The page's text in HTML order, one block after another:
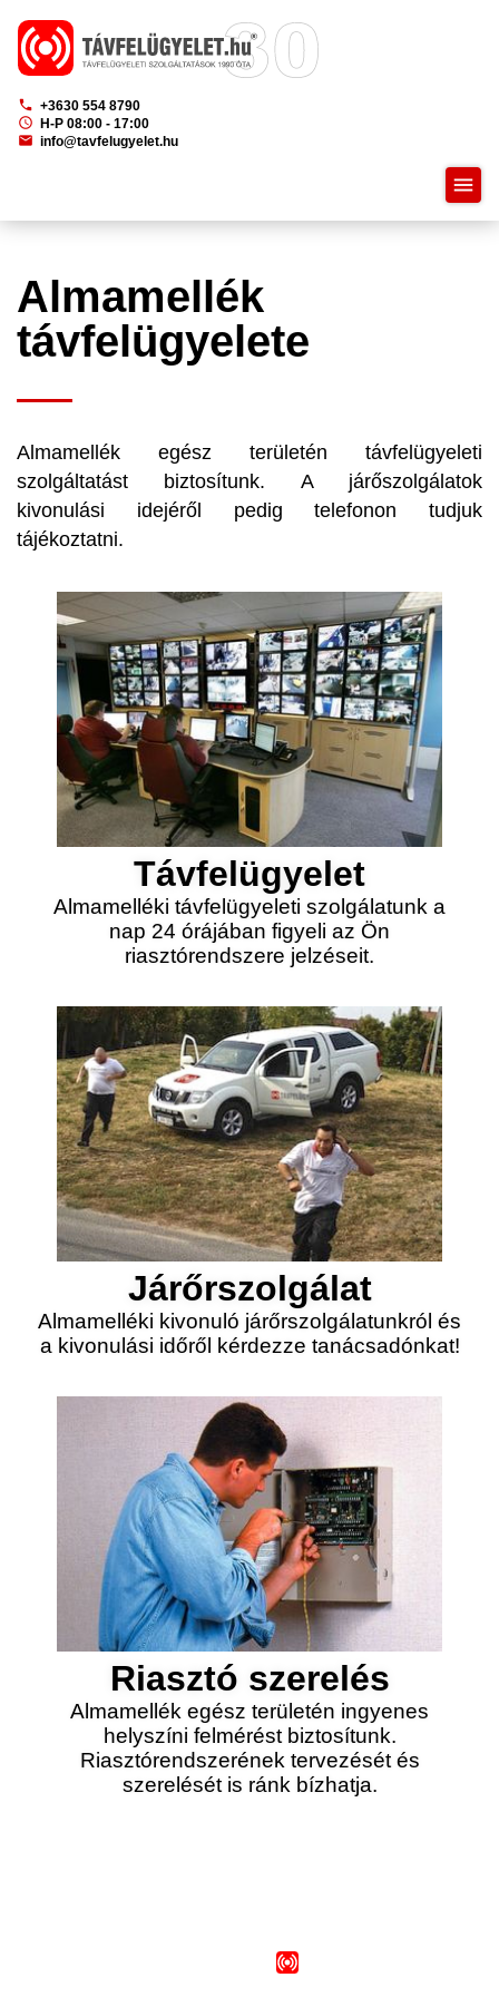
phone +3630 554 8790
schedule
H-P 08:00 - 17:00
mail info@tavfelugyelet.hu
menu
Almamellék
távfelügyelete
Almamellék egész területén távfelügyeleti
szolgáltatást biztosítunk. A járőszolgálatok
kivonulási idejéről pedig telefonon tudjuk
tájékoztatni.
Távfelügyelet
Almamelléki távfelügyeleti szolgálatunk a
nap 24 órájában figyeli az Ön
riasztórendszere jelzéseit.
Járőrszolgálat
Almamelléki kivonuló járőrszolgálatunkról és
a kivonulási időről kérdezze tanácsadónkat!
Riasztó szerelés
Almamellék egész területén ingyenes
helyszíni felmérést biztosítunk.
Riasztórendszerének tervezését és
szerelését is ránk bízhatja.